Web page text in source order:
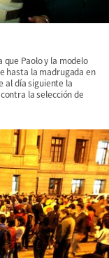
que Paolo y la modelo
hasta la madrugada en
al día siguiente la
la selección de